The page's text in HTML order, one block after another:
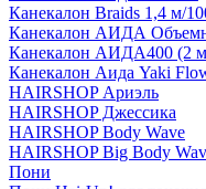
Канекалон Braids 1,4 м/
Канекалон АИДА
Канекалон АИДА400 (2
Канекалон Аида Yaki
HAIRSHOP Ариэль
HAIRSHOP Джессика
HAIRSHOP Body Wave
HAIRSHOP Big Body
Пони